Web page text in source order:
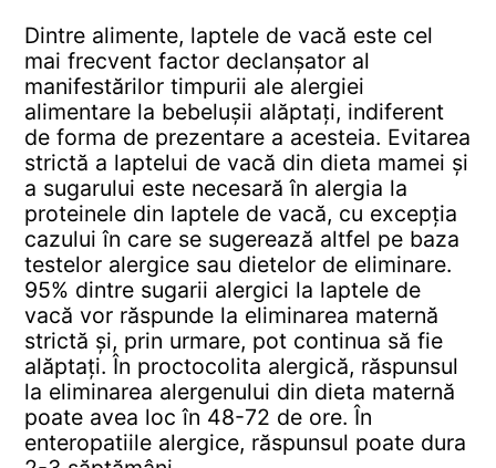
Dintre alimente, laptele de vacă este cel
mai frecvent factor declanșator al
manifestărilor timpurii ale alergiei
alimentare la bebelușii alăptați, indiferent
de forma de prezentare a acesteia. Evitarea
strictă a laptelui de vacă din dieta mamei și
a sugarului este necesară în alergia la
proteinele din laptele de vacă, cu excepția
cazului în care se sugerează altfel pe baza
testelor alergice sau dietelor de eliminare.
95% dintre sugarii alergici la laptele de
vacă vor răspunde la eliminarea maternă
strictă și, prin urmare, pot continua să fie
alăptați. În proctocolita alergică, răspunsul
la eliminarea alergenului din dieta maternă
poate avea loc în 48-72 de ore. În
enteropatiile alergice, răspunsul poate dura